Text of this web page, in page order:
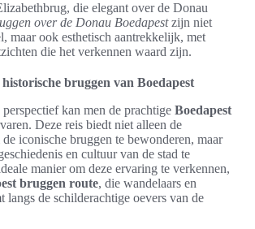
die elegant over de Donau
over de Donau Boedapestzijn niet
maar ook esthetisch aantrekkelijk, met
die het verkennen waard zijn.
bruggen van Boedapest
kan men de prachtige Boedapest
Deze reis biedt niet alleen de
iconische bruggen te bewonderen, maar
en cultuur van de stad te
manier om deze ervaring te verkennen,
bruggen route, die wandelaars en
langs de schilderachtige oevers van de